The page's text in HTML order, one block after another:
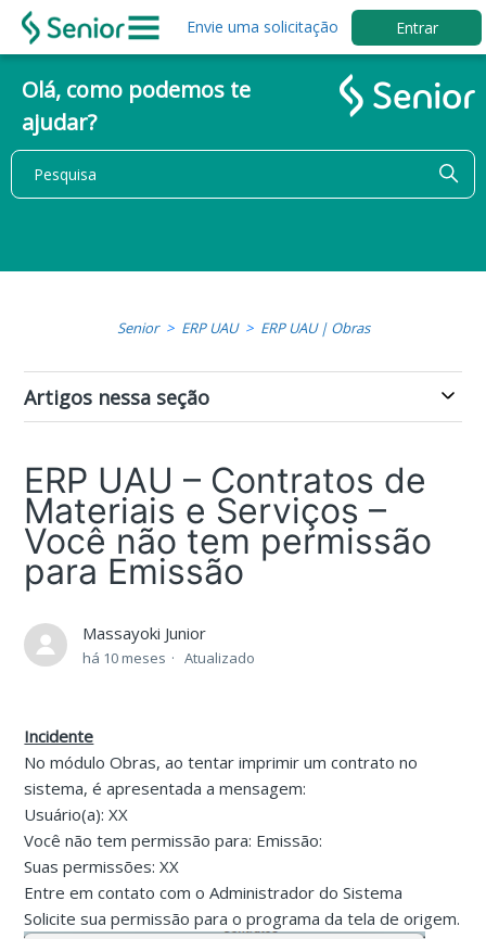
Envie uma solicitação Entrar
Olá, como podemos te
ajudar?
Senior ERP UAU ERP UAU | Obras
Artigos nessa seção
ERP UAU – Contratos de
Materiais e Serviços –
Você não tem permissão
para Emissão
Massayoki Junior
há 10 meses Atualizado
Incidente
No módulo Obras, ao tentar imprimir um contrato no
sistema, é apresentada a mensagem:
Usuário(a): XX
Você não tem permissão para: Emissão:
Suas permissões: XX
Entre em contato com o Administrador do Sistema
Solicite sua permissão para o programa da tela de origem.